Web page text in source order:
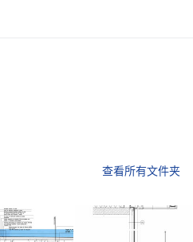
查看所有文件夹